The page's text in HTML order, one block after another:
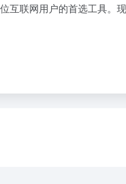
互联网用户的首选工具。